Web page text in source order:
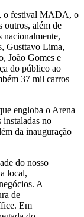
o festival MADA, o
outros, além de
nacionalmente,
Gusttavo Lima,
João Gomes e
do público ao
37 mil carros
engloba o Arena
instaladas no
da inauguração
do nosso
local,
A
de
Em